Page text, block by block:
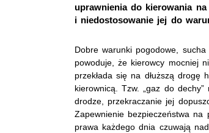
uprawnienia do kierowania
i niedostosowanie jej do
Dobre warunki pogodowe,
powoduje, że kierowcy mocniej
przekłada się na dłuższą
kierownicą. Tzw. „gaz do
drodze, przekraczanie jej
Zapewnienie bezpieczeństwa na
prawa każdego dnia czuwają